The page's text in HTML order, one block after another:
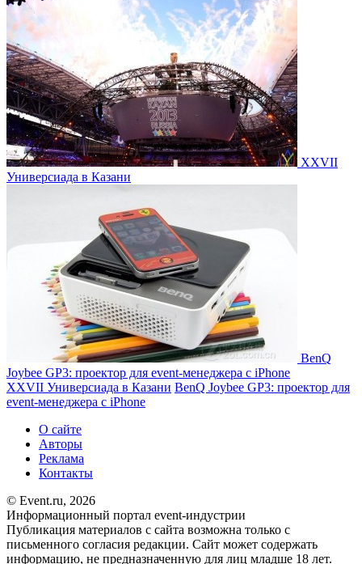
XXVII
Универсиада в Казани
BenQ
Joybee GP3: проектор для event-менеджера с iPhone
XXVII Универсиада в Казани BenQ Joybee GP3: проектор для
event-менеджера с iPhone
О сайте
Авторы
Реклама
Контакты
© Event.ru, 2026
Информационный портал event-индустрии
Публикация материалов с сайта возможна только с
письменного согласия редакции. Сайт может содержать
информацию, не предназначенную для лиц младше 18 лет.